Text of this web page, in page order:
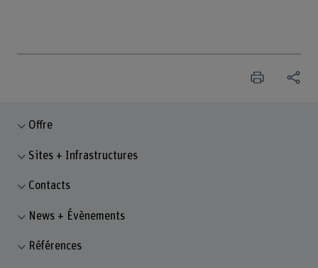
Offre
Sites + Infrastructures
Contacts
News + Évènements
Références